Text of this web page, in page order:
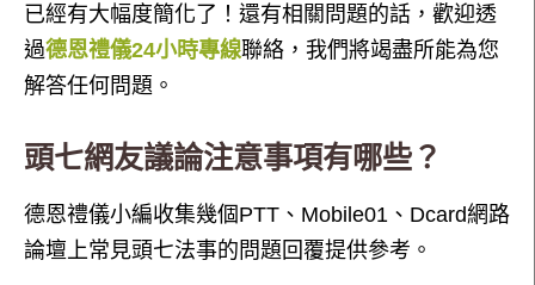
已經有大幅度簡化了！還有相關問題的話，歡迎透
過德恩禮儀24小時專線聯絡，我們將竭盡所能為您
解答任何問題。
頭七網友議論注意事項有哪些？
德恩禮儀小編收集幾個PTT、Mobile01、Dcard網路
論壇上常見頭七法事的問題回覆提供參考。